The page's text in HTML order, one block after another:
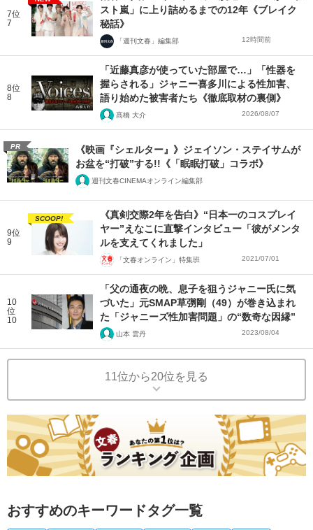
7位
7
スト嵐」に上り詰めるまでの12年《ブレイク
秘話》
「週刊文春」編集部 12時間前
8位
8
「近藤真彦が使っていた部屋で…」「性器を
握らされる」ジャニー喜多川による性加害、
語り始めた被害者たち《徹底取材の裏側》
髙橋 大介 2026/08/07
PR
《映画『シェルター』》ジェイソン・ステイサムが
お盆を“打破”する!!《「眠眠打破」コラボ》
週刊文春CINEMAオンライン編集部
9位
9
SCOOP!
《真剣交際2年を告白》“日本一のコスプレイ
ヤー”えなこに直撃インタビュー「彼がメンタ
ルを支えてくれました」
「文春オンライン」特集班 2021/07/01
10
位
10
「父の通夜の晩、息子を狙うジャニー氏に気
づいた」元SMAP草彅剛（49）が巻き込まれ
た「ジャニーズ性加害問題」の“数奇な因縁”
山本 雲丹 2023/08/04
11位から20位を見る
おすすめのキーワードタグ一覧